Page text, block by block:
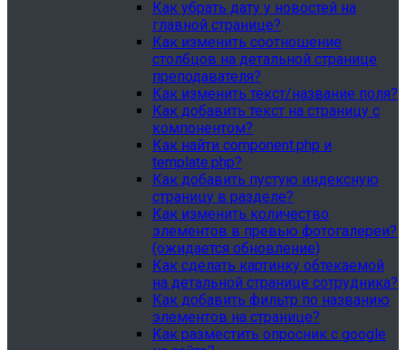
Как убрать дату у новостей на
главной странице?
Как изменить соотношение
столбцов на детальной странице
преподавателя?
Как изменить текст/название поля?
Как добавить текст на страницу с
компонентом?
Как найти component.php и
template.php?
Как добавить пустую индексную
страницу в разделе?
Как изменить количество
элементов в превью фотогалереи?
(ожидается обновление)
Как сделать картинку обтекаемой
на детальной странице сотрудника?
Как добавить фильтр по названию
элементов на странице?
Как разместить опросник с google